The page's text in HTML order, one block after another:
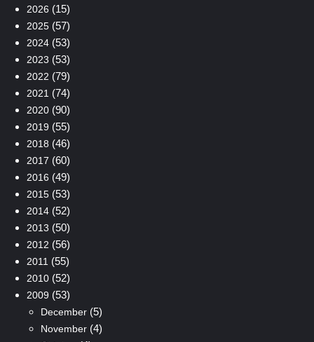
2026 (15)
2025(57)
2024(53)
2023 (53)
2022 (79)
2021 (74)
2020(90)
2019 (55)
2018 (46)
2017 (60)
2016 (49)
2015(53)
2014(52)
2013 (50)
2012 (56)
2011 (55)
2010(52)
2009 (53)
December(5)
November(4)